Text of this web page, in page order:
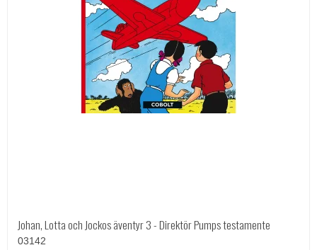
Johan, Lotta och Jockos äventyr 3 - Direktör Pumps testamente
03142